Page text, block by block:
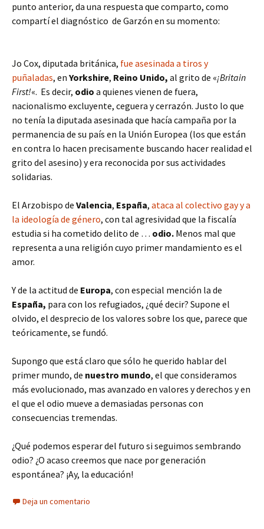
punto anterior, da una respuesta que comparto, como
compartí el diagnóstico de Garzón en su momento:
Jo Cox, diputada británica, fue asesinada a tiros y
puñaladas, en Yorkshire, Reino Unido, al grito de «¡Britain
First!«. Es decir, odio a quienes vienen de fuera,
nacionalismo excluyente, ceguera y cerrazón. Justo lo que
no tenía la diputada asesinada que hacía campaña por la
permanencia de su país en la Unión Europea (los que están
en contra lo hacen precisamente buscando hacer realidad el
grito del asesino) y era reconocida por sus actividades
solidarias.
El Arzobispo de Valencia, España, ataca al colectivo gay y a
la ideología de género, con tal agresividad que la fiscalía
estudia si ha cometido delito de … odio. Menos mal que
representa a una religión cuyo primer mandamiento es el
amor.
Y de la actitud de Europa, con especial mención la de
España, para con los refugiados, ¿qué decir? Supone el
olvido, el desprecio de los valores sobre los que, parece que
teóricamente, se fundó.
Supongo que está claro que sólo he querido hablar del
primer mundo, de nuestro mundo, el que consideramos
más evolucionado, mas avanzado en valores y derechos y en
el que el odio mueve a demasiadas personas con
consecuencias tremendas.
¿Qué podemos esperar del futuro si seguimos sembrando
odio? ¿O acaso creemos que nace por generación
espontánea? ¡Ay, la educación!
Deja un comentario